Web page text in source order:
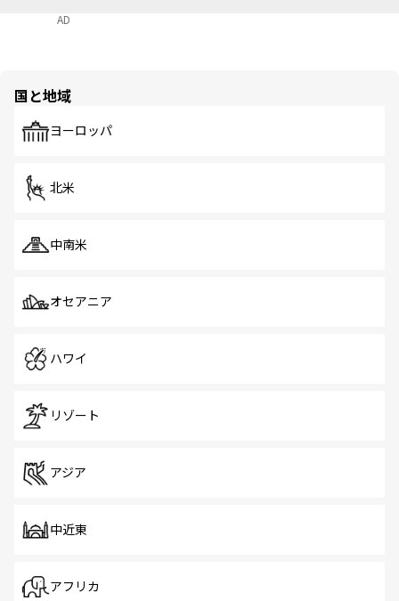
AD
国と地域
ヨーロッパ
北米
中南米
オセアニア
ハワイ
リゾート
アジア
中近東
アフリカ